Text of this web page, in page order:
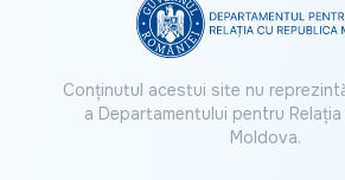
Conținutul acestui site nu
a Departamentului pentru
Moldova.